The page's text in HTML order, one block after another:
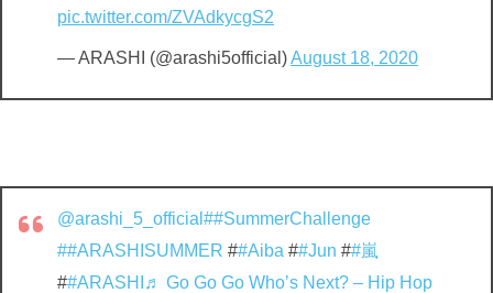
pic.twitter.com/ZVAdkycgS2
— ARASHI (@arashi5official)August 18, 2020
@arashi_5_official ##SummerChallenge
##ARASHISUMMER ##Aiba ##Jun ##嵐
##ARASHI ♬ Go Go Go Who’s Next? – Hip Hop